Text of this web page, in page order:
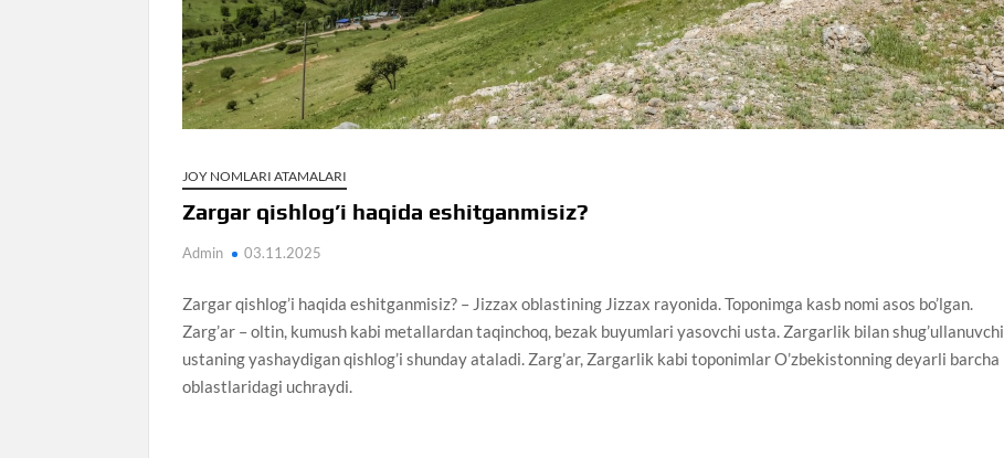
JOY NOMLARI ATAMALARI
Zargar qishlog’i haqida eshitganmisiz?
Admin 03.11.2025
Zargar qishlog’i haqida eshitganmisiz? – Jizzax oblastining Jizzax rayonida. Toponimga kasb nomi asos bo’lgan.
Zarg’ar – oltin, kumush kabi metallardan taqinchoq, bezak buyumlari yasovchi usta. Zargarlik bilan shug’ullanuvchi
ustaning yashaydigan qishlog’i shunday ataladi. Zarg’ar, Zargarlik kabi toponimlar O’zbekistonning deyarli barcha
oblastlaridagi uchraydi.